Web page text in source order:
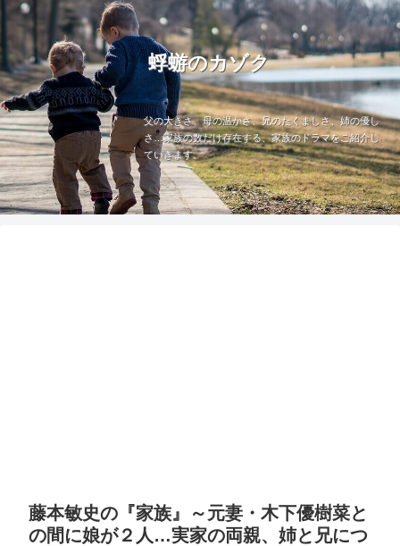
蜉蝣のカゾク
父の大きさ、母の温かさ、兄のたくましさ、姉の優し
さ…家族の数だけ存在する、家族のドラマをご紹介し
ていきます。
藤本敏史の『家族』～元妻・木下優樹菜と
の間に娘が２人…実家の両親、姉と兄につ